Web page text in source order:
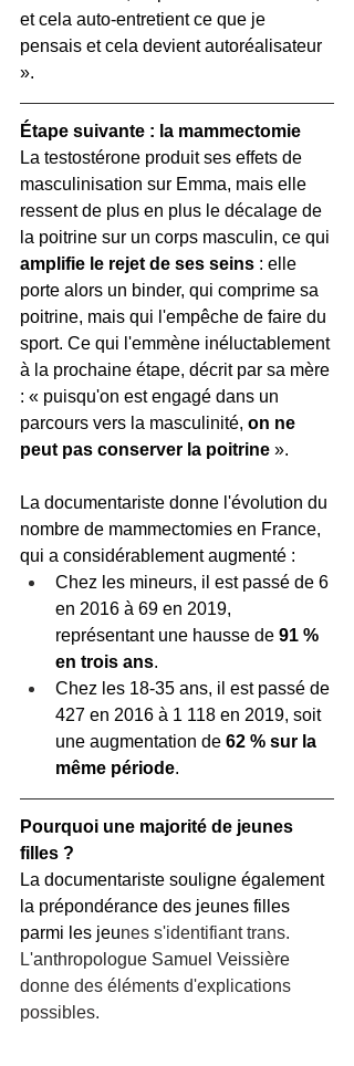
et cela auto-entretient ce que je
pensais et cela devient autoréalisateur
».
Étape suivante : la mammectomie
La testostérone produit ses effets de
masculinisation sur Emma, mais elle
ressent de plus en plus le décalage de
la poitrine sur un corps masculin, ce qui
amplifie le rejet de ses seins : elle
porte alors un binder, qui comprime sa
poitrine, mais qui l'empêche de faire du
sport. Ce qui l'emmène inéluctablement
à la prochaine étape, décrit par sa mère
: « puisqu'on est engagé dans un
parcours vers la masculinité, on ne
peut pas conserver la poitrine ».
La documentariste donne l'évolution du
nombre de mammectomies en France,
qui a considérablement augmenté :
Chez les mineurs, il est passé de 6
en 2016 à 69 en 2019,
représentant une hausse de 91 %
en trois ans.
Chez les 18-35 ans, il est passé de
427 en 2016 à 1 118 en 2019, soit
une augmentation de 62 % sur la
même période.
Pourquoi une majorité de jeunes
filles ?
La documentariste souligne également
la prépondérance des jeunes filles
parmi les jeunes s'identifiant trans.
L'anthropologue Samuel Veissière
donne des éléments d'explications
possibles.